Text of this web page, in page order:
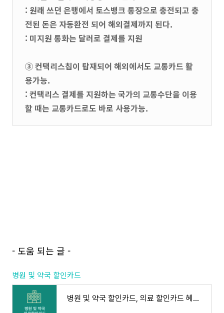
: 원래 쓰던 은행에서 토스뱅크 통장으로 충전되고 충
전된 돈은 자동환전 되어 해외결제까지 된다.
: 미지원 통화는 달러로 결제를 지원
③ 컨택리스칩이 탑재되어 해외에서도 교통카드 활
용가능.
: 컨택리스 결제를 지원하는 국가의 교통수단을 이용
할 때는 교통카드로도 바로 사용가능.
- 도움 되는 글 -
병원 및 약국 할인카드
병원 및 약국 할인카드, 의료 할인카드 혜택 추천 정리